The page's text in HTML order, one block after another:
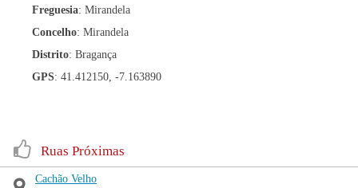
Freguesia: Mirandela
Concelho: Mirandela
Distrito: Bragança
GPS: 41.412150, -7.163890
Ruas Próximas
Cachão Velho